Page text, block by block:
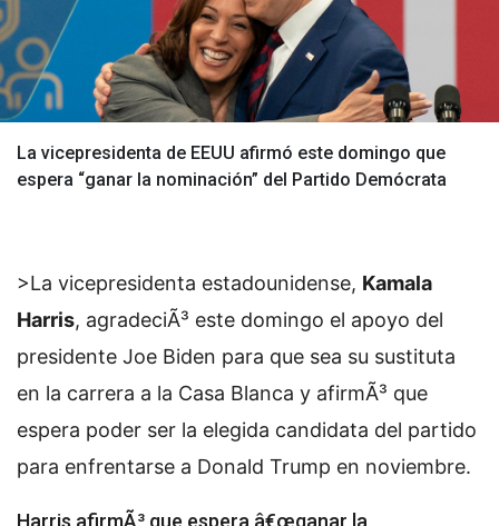
La vicepresidenta de EEUU afirmó este domingo que
espera “ganar la nominación” del Partido Demócrata
>La vicepresidenta estadounidense, Kamala
Harris, agradeciÃ³ este domingo el apoyo del
presidente Joe Biden para que sea su sustituta
en la carrera a la Casa Blanca y afirmÃ³ que
espera poder ser la elegida candidata del partido
para enfrentarse a Donald Trump en noviembre.
Harris afirmÃ³ que espera â€œganar la